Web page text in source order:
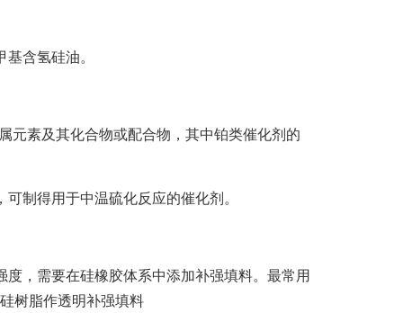
含氢硅油。
素及其化合物或配合物，其中铂类催化剂的
制得用于中温硫化反应的催化剂。
，需要在硅橡胶体系中添加补强填料。最常用
树脂作透明补强填料